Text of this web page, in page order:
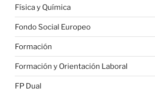
Física y Química
Fondo Social Europeo
Formación
Formación y Orientación Laboral
FP Dual